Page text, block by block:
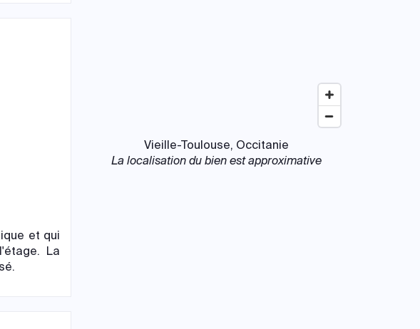
Vieille-Toulouse, Occitanie
La localisation du bien est approximative
et qui
La